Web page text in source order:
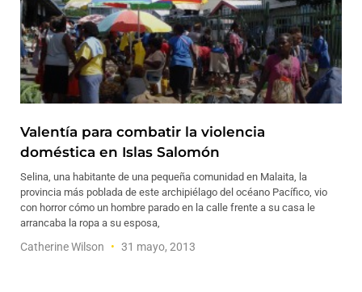
Valentía para combatir la violencia
doméstica en Islas Salomón
Selina, una habitante de una pequeña comunidad en Malaita, la
provincia más poblada de este archipiélago del océano Pacífico, vio
con horror cómo un hombre parado en la calle frente a su casa le
arrancaba la ropa a su esposa,
Catherine Wilson 31 mayo, 2013